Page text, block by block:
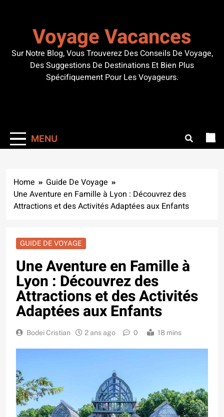
Voyage Vacances
Sur Notre Blog, Vous Trouverez Des Conseils De Voyage,
Des Suggestions De Destinations Et Bien Plus
Spécifiquement Pour Les Voyageurs.
MENU
Home
Guide De Voyage
Une Aventure en Famille à Lyon : Découvrez des
Attractions et des Activités Adaptées aux Enfants
GUIDE DE VOYAGE
Une Aventure en Famille à
Lyon : Découvrez des
Attractions et des Activités
Adaptées aux Enfants
Bodei Cristian 2 ans ago 0 18 mins